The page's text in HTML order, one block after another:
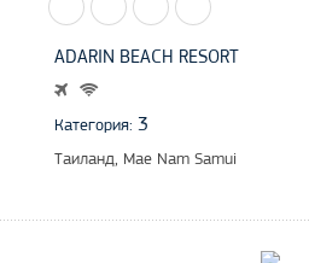
ADARIN BEACH RESORT
Категория: 3
Таиланд, Mae Nam Samui